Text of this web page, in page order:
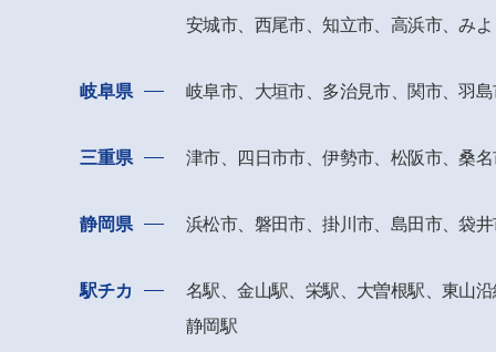
安城市、西尾市、知立市、高浜市、み
岐阜県 岐阜市、大垣市、多治見市、関市、羽
三重県 津市、四日市市、伊勢市、松阪市、桑
静岡県 浜松市、磐田市、掛川市、島田市、袋
駅チカ
名駅、金山駅、栄駅、大曽根駅、東山
静岡駅